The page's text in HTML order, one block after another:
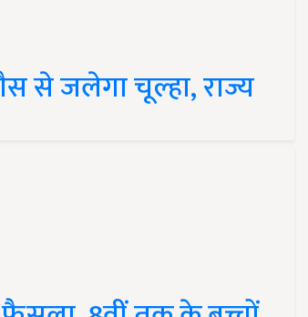
से जलेगा चूल्हा, राज्य